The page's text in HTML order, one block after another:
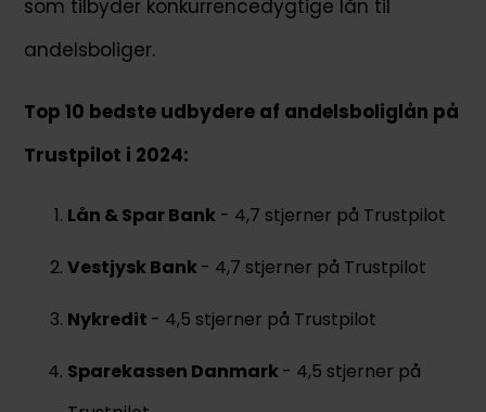
som tilbyder konkurrencedygtige lån til
andelsboliger.
Top 10 bedste udbydere af andelsboliglån på
Trustpilot i 2024:
Lån & Spar Bank - 4,7 stjerner på Trustpilot
Vestjysk Bank- 4,7 stjerner på Trustpilot
Nykredit - 4,5 stjerner på Trustpilot
Sparekassen Danmark- 4,5 stjerner på